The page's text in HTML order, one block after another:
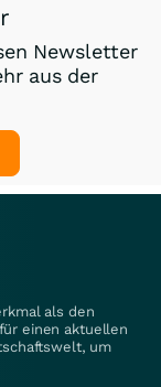
Newsletter
aus der
als den
einen aktuellen
um